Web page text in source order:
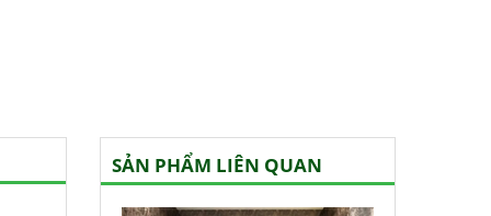
SẢN PHẨM LIÊN QUAN